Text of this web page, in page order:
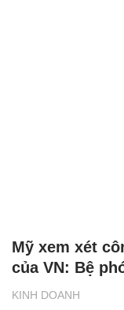
KINH DOANH
Mỹ xem xét
của VN: Bệ